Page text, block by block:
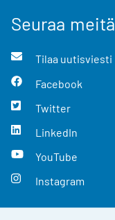
Seuraa meitä
Tilaa uutisviesti
Facebook
Twitter
LinkedIn
YouTube
Instagram